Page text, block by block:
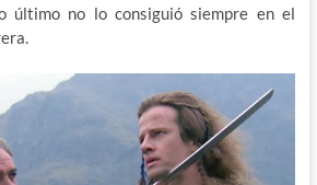
último no lo consiguió siempre en el